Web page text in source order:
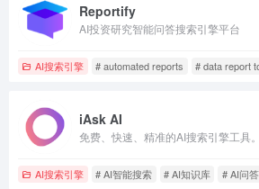
Reportify
AI投资研究智能问答搜索引擎平台
AI搜索引擎 # automated reports # data report
iAsk AI
免费、快速、精准的AI搜索引擎工具。
AI搜索引擎 # AI智能搜索 # AI知识库 # AI问